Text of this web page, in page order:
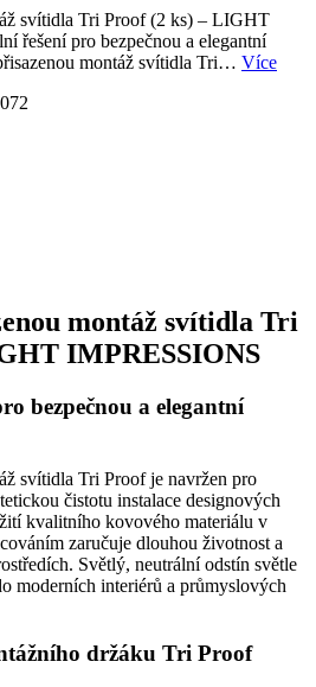
svítidla Tri Proof (2 ks) – LIGHT
řešení pro bezpečnou a elegantní
montáž svítidla Tri… Více
montáž svítidla Tri
IMPRESSIONS
bezpečnou a elegantní
svítidla Tri Proof je navržen pro
čistotu instalace designových
kvalitního kovového materiálu v
zaručuje dlouhou životnost a
Světlý, neutrální odstín světle
moderních interiérů a průmyslových
držáku Tri Proof